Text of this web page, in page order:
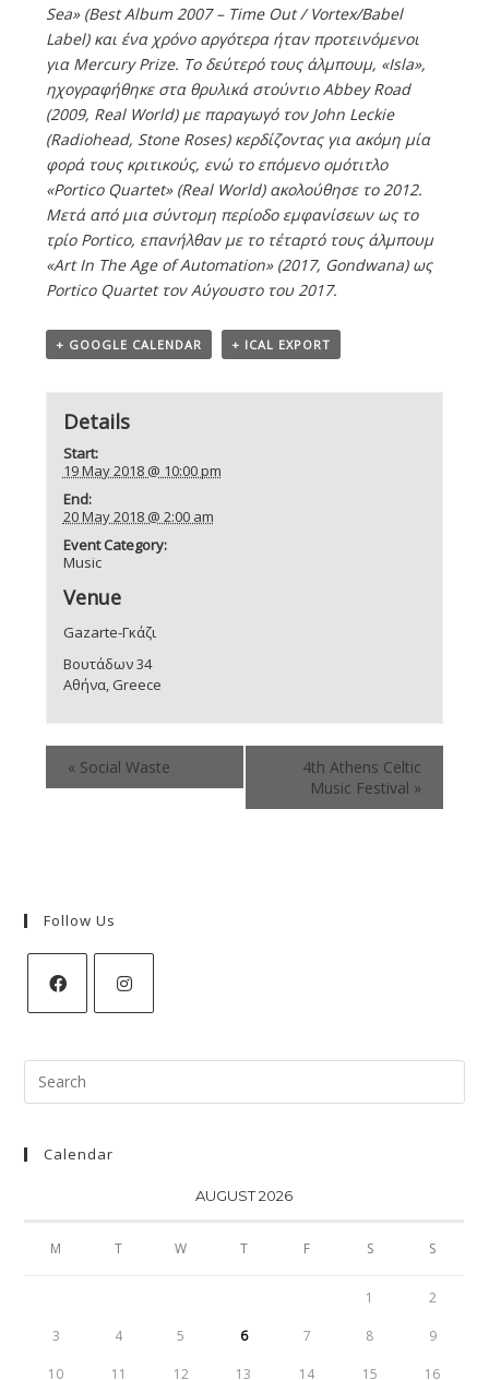
Sea» (Βest Album 2007 – Time Out / Vortex/Babel
Label) και ένα χρόνο αργότερα ήταν προτεινόμενοι
για Mercury Prize. Το δεύτερό τους άλμπουμ, «Isla»,
ηχογραφήθηκε στα θρυλικά στούντιο Abbey Road
(2009, Real World) με παραγωγό τον John Leckie
(Radiohead, Stone Roses) κερδίζοντας για ακόμη μία
φορά τους κριτικούς, ενώ το επόμενο ομότιτλο
«Portico Quartet» (Real World) ακολούθησε το 2012.
Μετά από μια σύντομη περίοδο εμφανίσεων ως το
τρίο Portico, επανήλθαν με το τέταρτό τους άλμπουμ
«Art In The Age of Automation» (2017, Gondwana) ως
Portico Quartet τον Αύγουστο του 2017.
+ GOOGLE CALENDAR + ICAL EXPORT
Details
Start:
19 May 2018 @ 10:00 pm
End:
20 May 2018 @ 2:00 am
Event Category:
Music
Venue
Gazarte-Γκάζι
Βουτάδων 34
Αθήνα, Greece
« Social Waste
4th Athens Celtic
Music Festival »
Follow Us
Search
for:
Calendar
AUGUST 2026
M T W T F S S
1 2
3 4 5 6 7 8 9
10 11 12 13 14 15 16